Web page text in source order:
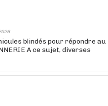
blindés pour répondre au
A ce sujet, diverses